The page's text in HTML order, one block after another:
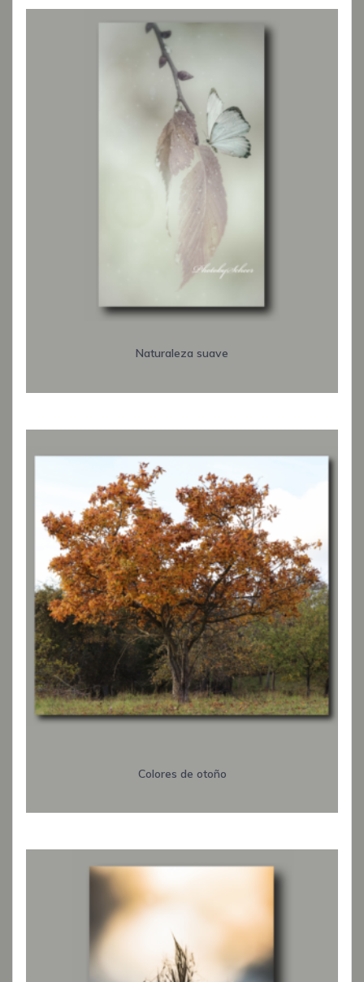
Naturaleza suave
Colores de otoño